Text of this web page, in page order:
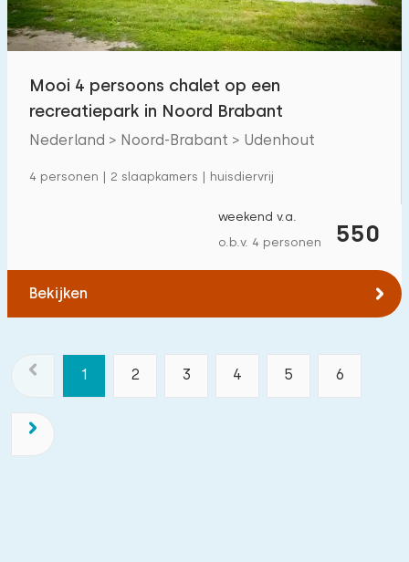
Mooi 4 persoons chalet op een
recreatiepark in Noord Brabant
Nederland > Noord-Brabant > Udenhout
4 personen | 2 slaapkamers | huisdiervrij
550
weekend v.a.
o.b.v. 4 personen
Bekijken
1 2 3 4 5 6